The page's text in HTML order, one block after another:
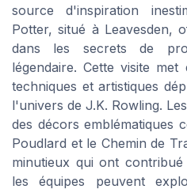
source d'inspiration
Potter, situé à Leavesden,
dans les secrets de
légendaire. Cette visite
techniques et artistiques
l'univers de J.K. Rowling.
des décors emblématiques
Poudlard et le Chemin de
minutieux qui ont
les équipes peuvent